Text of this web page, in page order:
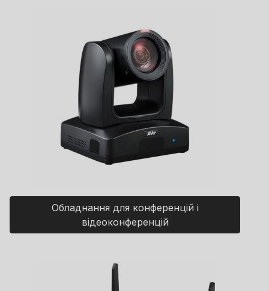
Обладнання для конференцій і
відеоконференцій